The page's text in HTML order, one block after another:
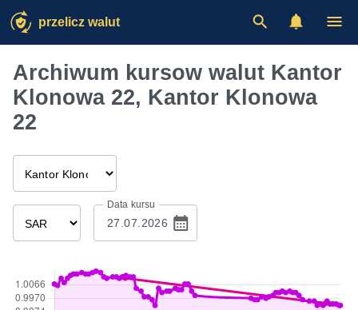
przelicz walut
Archiwum kursow walut Kantor
Klonowa 22, Kantor Klonowa
22
Data kursu